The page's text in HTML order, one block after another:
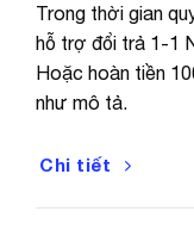
Trong thời gian
hỗ trợ đổi trả 1-1
Hoặc hoàn tiền
như mô tả.
Chi tiết